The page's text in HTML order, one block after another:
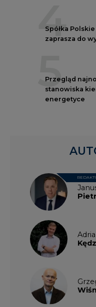
4
Spółka
zaprasza do
5
Przegląd
stanowiska
energetyce